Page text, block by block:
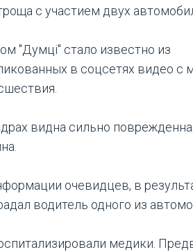
с участием двух
"Думці" стало известно из
в соцсетях видео с
видна сильно
очевидцев, в
водитель одного из
медики.